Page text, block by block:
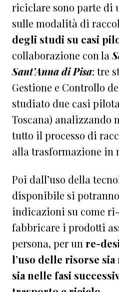
riciclare sono parte di
sulle modalità di
degli studi su casi
collaborazione con la
Sant’Anna di Pisa: tre
Gestione e Controllo
studiato due casi
Toscana) analizzando
tutto il processo di
alla trasformazione in
Poi dall’uso della
disponibile si
indicazioni su come
fabbricare i prodotti
persona, per un re-
l’uso delle risorse
sia nelle fasi